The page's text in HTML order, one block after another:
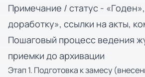
Примечание / статус -
доработку», ссылки на акты,
Пошаговый процесс ведения
приемки до архивации
Этап 1. Подготовка к замесу